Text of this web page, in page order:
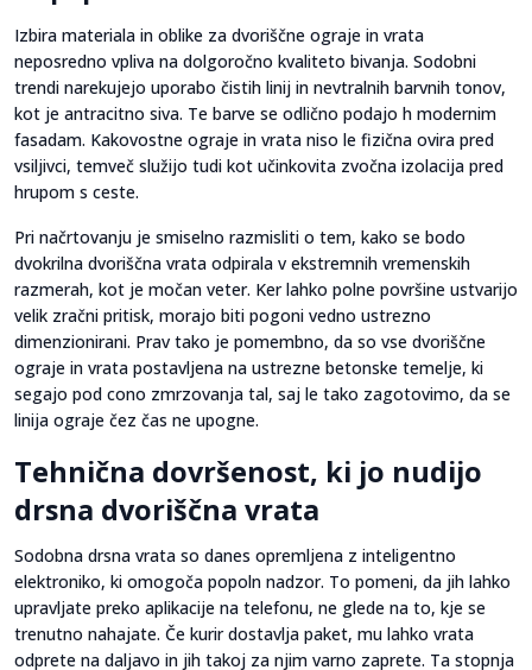
Izbira materiala in oblike za dvoriščne ograje in vrata
neposredno vpliva na dolgoročno kvaliteto bivanja. Sodobni
trendi narekujejo uporabo čistih linij in nevtralnih barvnih tonov,
kot je antracitno siva. Te barve se odlično podajo h modernim
fasadam. Kakovostne ograje in vrata niso le fizična ovira pred
vsiljivci, temveč služijo tudi kot učinkovita zvočna izolacija pred
hrupom s ceste.
Pri načrtovanju je smiselno razmisliti o tem, kako se bodo
dvokrilna dvoriščna vrata odpirala v ekstremnih vremenskih
razmerah, kot je močan veter. Ker lahko polne površine ustvarijo
velik zračni pritisk, morajo biti pogoni vedno ustrezno
dimenzionirani. Prav tako je pomembno, da so vse dvoriščne
ograje in vrata postavljena na ustrezne betonske temelje, ki
segajo pod cono zmrzovanja tal, saj le tako zagotovimo, da se
linija ograje čez čas ne upogne.
Tehnična dovršenost, ki jo nudijo
drsna dvoriščna vrata
Sodobna drsna vrata so danes opremljena z inteligentno
elektroniko, ki omogoča popoln nadzor. To pomeni, da jih lahko
upravljate preko aplikacije na telefonu, ne glede na to, kje se
trenutno nahajate. Če kurir dostavlja paket, mu lahko vrata
odprete na daljavo in jih takoj za njim varno zaprete. Ta stopnja